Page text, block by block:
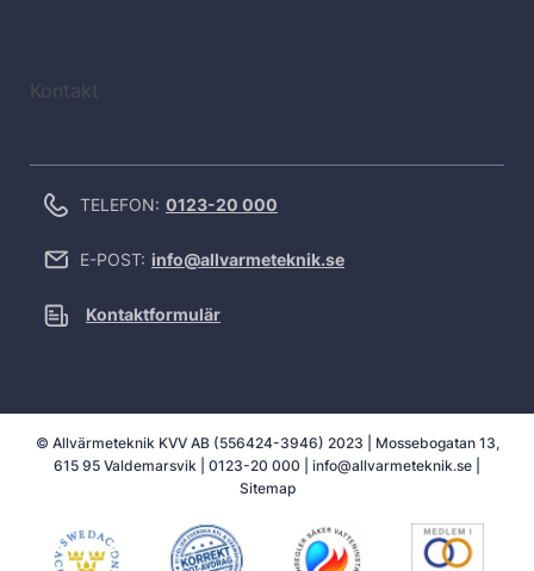
Kontakt
TELEFON: 0123-20 000
E-POST: info@allvarmeteknik.se
Kontaktformulär
© Allvärmeteknik KVV AB (556424-3946) 2023 | Mossebogatan 13,
615 95 Valdemarsvik | 0123-20 000 info@allvarmeteknik.se
Sitemap